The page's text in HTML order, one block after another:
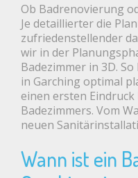
Ob Badrenovierung
Je detaillierter die
zufriedenstellender
wir in der
Badezimmer in 3D.
in Garching optimal
einen ersten
Badezimmers. Vom
neuen
Wann ist ein